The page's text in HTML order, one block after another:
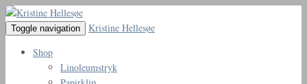
Toggle navigation
Kristine Hellesøe
Shop
Linoleumstryk